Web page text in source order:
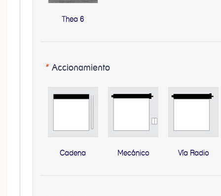
Thea 6
* Accionamiento
Cadena Mecánico Vía Radio